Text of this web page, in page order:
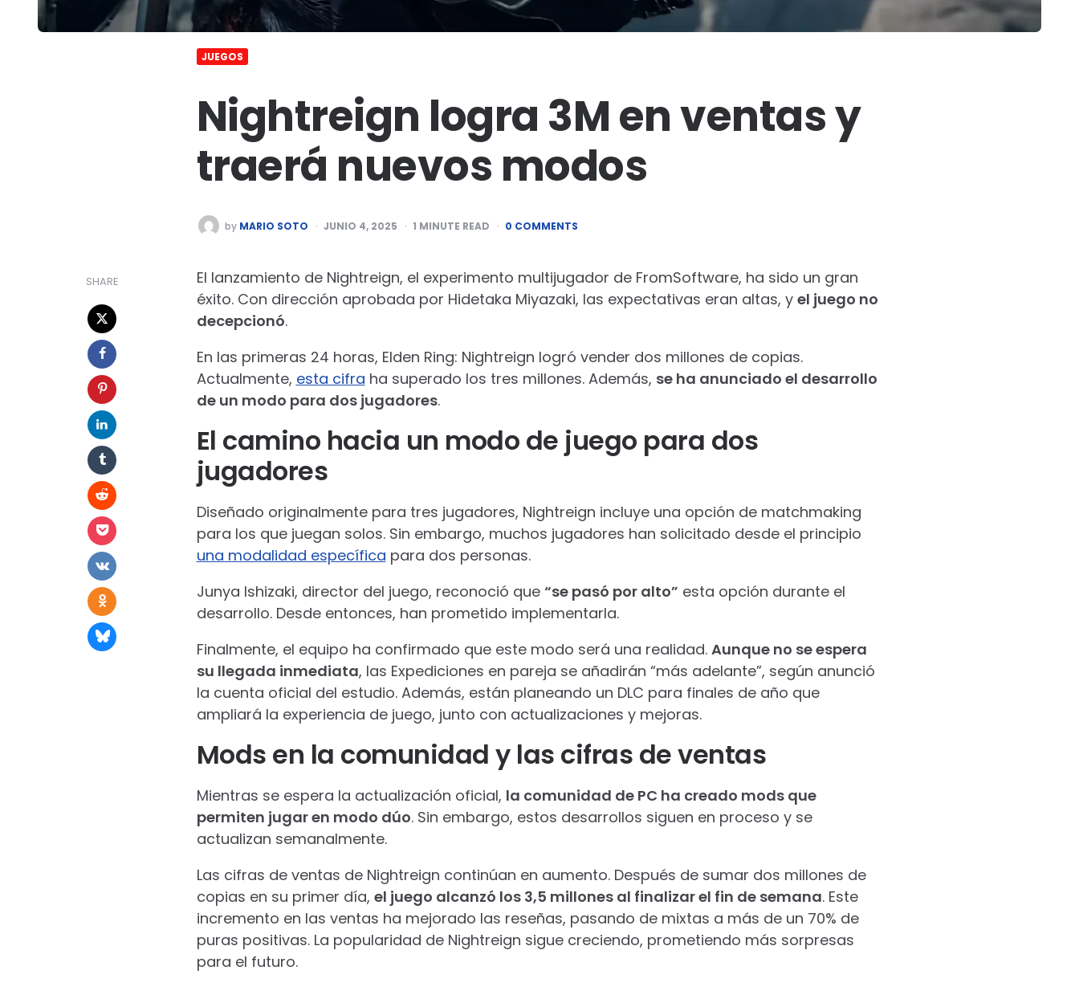
JUEGOS
Nightreign logra 3M en ventas y
traerá nuevos modos
POSTED
BY
by MARIO SOTO JUNIO 4, 2025 1 MINUTE READ 0 COMMENTS
SHARE
El lanzamiento de Nightreign, el experimento multijugador de FromSoftware, ha sido un gran
éxito. Con dirección aprobada por Hidetaka Miyazaki, las expectativas eran altas, y el juego no
decepcionó.
En las primeras 24 horas, Elden Ring: Nightreign logró vender dos millones de copias.
Actualmente, esta cifra ha superado los tres millones. Además, se ha anunciado el desarrollo
de un modo para dos jugadores.
El camino hacia un modo de juego para dos
jugadores
Diseñado originalmente para tres jugadores, Nightreign incluye una opción de matchmaking
para los que juegan solos. Sin embargo, muchos jugadores han solicitado desde el principio
una modalidad específica para dos personas.
Junya Ishizaki, director del juego, reconoció que “se pasó por alto” esta opción durante el
desarrollo. Desde entonces, han prometido implementarla.
Finalmente, el equipo ha confirmado que este modo será una realidad. Aunque no se espera
su llegada inmediata, las Expediciones en pareja se añadirán “más adelante”, según anunció
la cuenta oficial del estudio. Además, están planeando un DLC para finales de año que
ampliará la experiencia de juego, junto con actualizaciones y mejoras.
Mods en la comunidad y las cifras de ventas
Mientras se espera la actualización oficial, la comunidad de PC ha creado mods que
permiten jugar en modo dúo. Sin embargo, estos desarrollos siguen en proceso y se
actualizan semanalmente.
Las cifras de ventas de Nightreign continúan en aumento. Después de sumar dos millones de
copias en su primer día, el juego alcanzó los 3,5 millones al finalizar el fin de semana. Este
incremento en las ventas ha mejorado las reseñas, pasando de mixtas a más de un 70% de
puras positivas. La popularidad de Nightreign sigue creciendo, prometiendo más sorpresas
para el futuro.